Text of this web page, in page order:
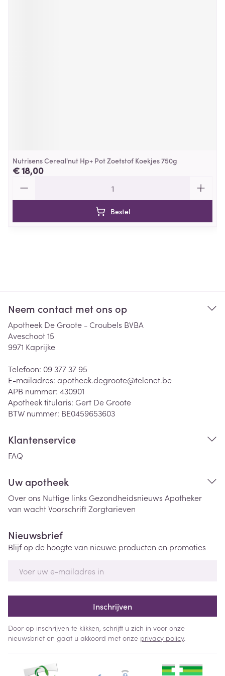
Nutrisens Cereal'nut Hp+ Pot Zoetstof Koekjes 750g
€ 18,00
Bestel
Neem contact met ons op
Apotheek De Groote - Croubels BVBA
Aveschoot 15
9971 Kaprijke
Telefoon: 09 377 37 95
E-mailadres: apotheek.degroote@telenet.be
APB nummer: 430901
Apotheek titularis: Gert De Groote
BTW nummer: BE0459653603
Klantenservice
FAQ
Uw apotheek
Over ons Nuttige links Gezondheidsnieuws Apotheker
van wachtVoorschriftZorgtarieven
Nieuwsbrief
Blijf op de hoogte van nieuwe producten en promoties
Inschrijven
Door op inschrijven te klikken, schrijft u zich in voor onze
nieuwsbrief en gaat u akkoord met onze privacy policy.